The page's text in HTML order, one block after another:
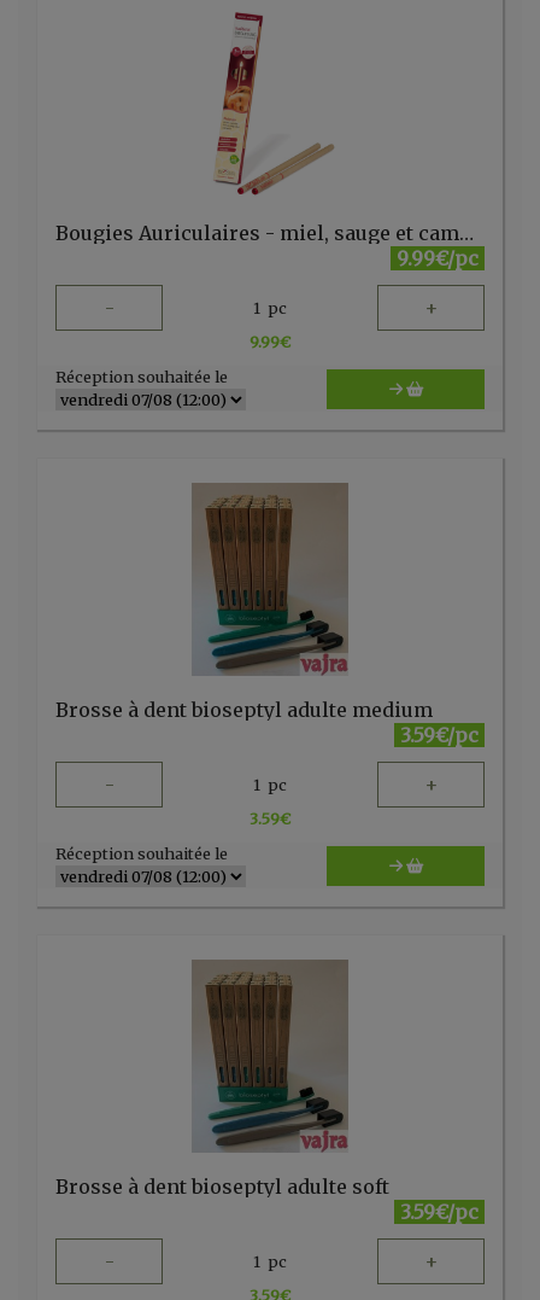
Bougies Auriculaires - miel, sauge et camomille par 2 Biosun
9.99€/pc
- 1 pc +
9.99€
Réception souhaitée le
Brosse à dent bioseptyl adulte medium
3.59€/pc
- 1 pc +
3.59€
Réception souhaitée le
Brosse à dent bioseptyl adulte soft
3.59€/pc
- 1 pc +
3.59€